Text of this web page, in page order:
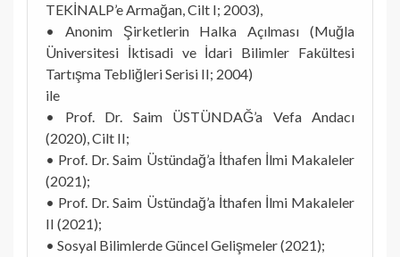
TEKİNALP’e Armağan, Cilt I; 2003),
• Anonim Şirketlerin Halka Açılması (Muğla
Üniversitesi İktisadi ve İdari Bilimler Fakültesi
Tartışma Tebliğleri Serisi II; 2004)
ile
• Prof. Dr. Saim ÜSTÜNDAĞ’a Vefa Andacı
(2020), Cilt II;
• Prof. Dr. Saim Üstündağ’a İthafen İlmi Makaleler
(2021);
• Prof. Dr. Saim Üstündağ’a İthafen İlmi Makaleler
II (2021);
• Sosyal Bilimlerde Güncel Gelişmeler (2021);